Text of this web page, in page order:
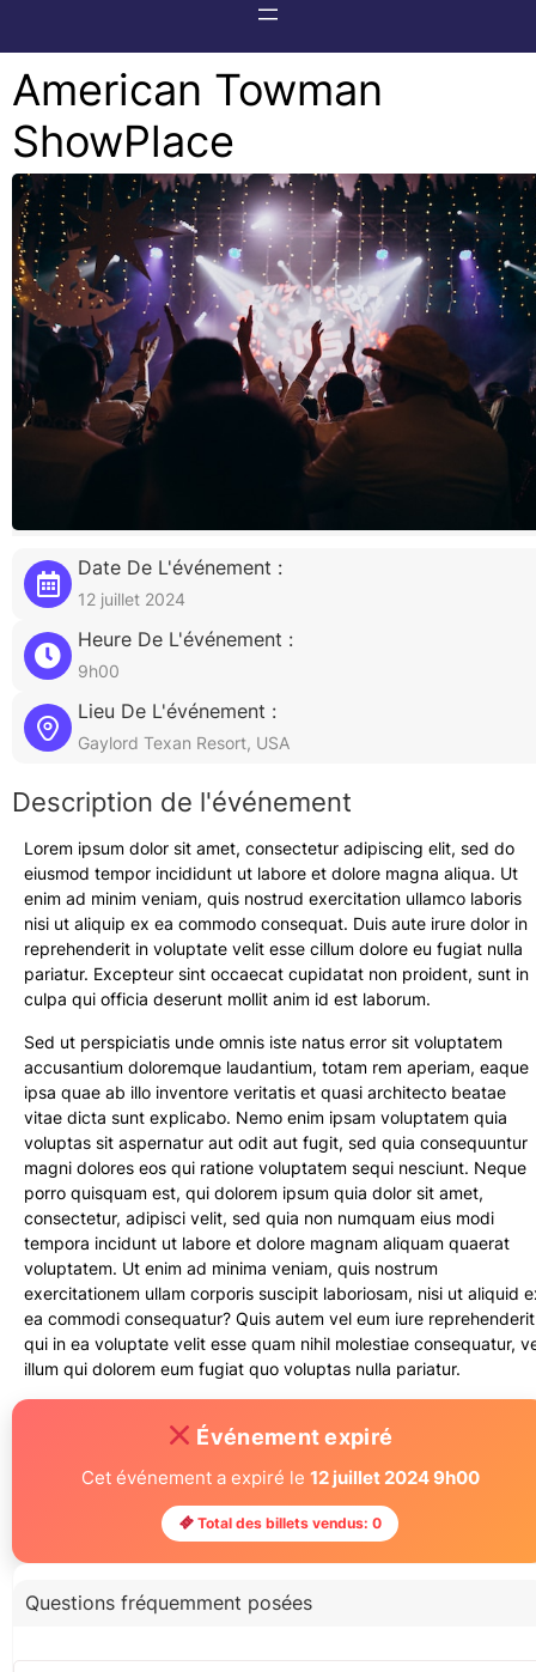
American Towman
ShowPlace
Date De L'événement :
12 juillet 2024
Heure De L'événement :
9h00
Lieu De L'événement :
Gaylord Texan Resort, USA
Description de l'événement
Lorem ipsum dolor sit amet, consectetur adipiscing elit, sed do
eiusmod tempor incididunt ut labore et dolore magna aliqua. Ut
enim ad minim veniam, quis nostrud exercitation ullamco laboris
nisi ut aliquip ex ea commodo consequat. Duis aute irure dolor in
reprehenderit in voluptate velit esse cillum dolore eu fugiat nulla
pariatur. Excepteur sint occaecat cupidatat non proident, sunt in
culpa qui officia deserunt mollit anim id est laborum.
Sed ut perspiciatis unde omnis iste natus error sit voluptatem
accusantium doloremque laudantium, totam rem aperiam, eaque
ipsa quae ab illo inventore veritatis et quasi architecto beatae
vitae dicta sunt explicabo. Nemo enim ipsam voluptatem quia
voluptas sit aspernatur aut odit aut fugit, sed quia consequuntur
magni dolores eos qui ratione voluptatem sequi nesciunt. Neque
porro quisquam est, qui dolorem ipsum quia dolor sit amet,
consectetur, adipisci velit, sed quia non numquam eius modi
tempora incidunt ut labore et dolore magnam aliquam quaerat
voluptatem. Ut enim ad minima veniam, quis nostrum
exercitationem ullam corporis suscipit laboriosam, nisi ut aliquid
ea commodi consequatur? Quis autem vel eum iure reprehenderit
qui in ea voluptate velit esse quam nihil molestiae consequatur,
illum qui dolorem eum fugiat quo voluptas nulla pariatur.
Événement expiré
Cet événement a expiré le 12 juillet 2024 9h00
Total des billets vendus: 0
Questions fréquemment posées